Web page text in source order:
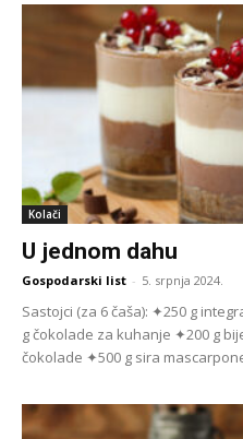
Kolači
U jednom dahu
Gospodarski list - 5. srpnja 2024.
Sastojci (za 6 čaša): ✦250 g
g čokolade za kuhanje ✦200 g
čokolade ✦500 g sira